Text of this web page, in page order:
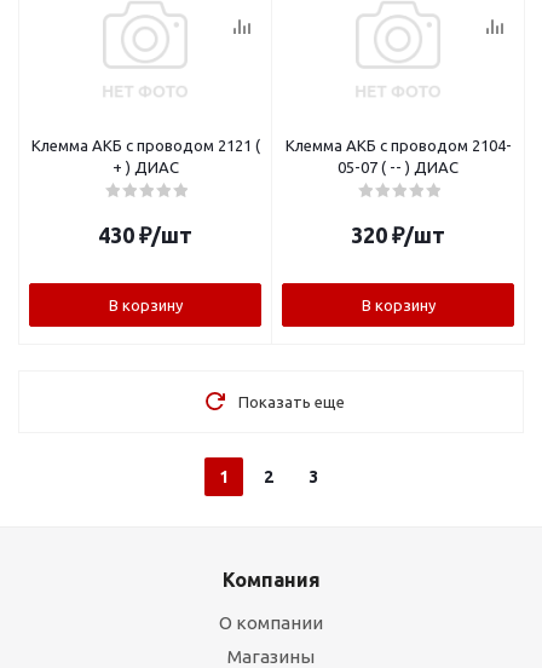
Клемма АКБ с проводом 2121 (
+ ) ДИАС
430 ₽/шт
В корзину
Клемма АКБ с проводом 2104-
05-07 ( -- ) ДИАС
320 ₽/шт
В корзину
Показать еще
1 2 3
Компания
О компании
Магазины